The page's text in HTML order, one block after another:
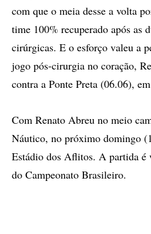
com que o meia desse a volta
time 100% recuperado após as
cirúrgicas. E o esforço valeu a
jogo pós-cirurgia no coração,
contra a Ponte Preta (06.06),
Com Renato Abreu no meio
Náutico, no próximo domingo
Estádio dos Aflitos. A partida é
do Campeonato Brasileiro.